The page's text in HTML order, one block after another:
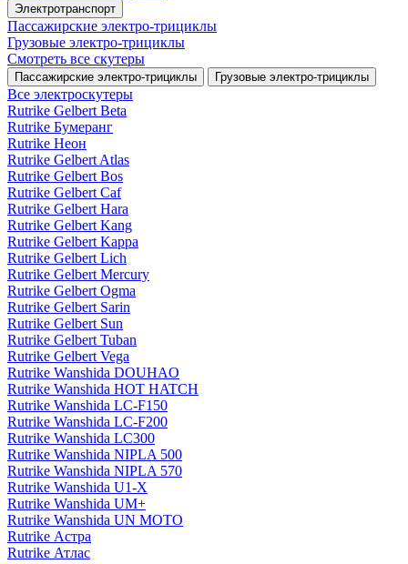
Электротранспорт
Пассажирские электро‑трициклы
Грузовые электро‑трициклы
Смотреть все скутеры
Пассажирские электро‑трициклы Грузовые электро‑трициклы
Все электро­скутеры
Rutrike Gelbert Beta
Rutrike Бумеранг
Rutrike Неон
Rutrike Gelbert Atlas
Rutrike Gelbert Bos
Rutrike Gelbert Caf
Rutrike Gelbert Hara
Rutrike Gelbert Kang
Rutrike Gelbert Kappa
Rutrike Gelbert Lich
Rutrike Gelbert Mercury
Rutrike Gelbert Ogma
Rutrike Gelbert Sarin
Rutrike Gelbert Sun
Rutrike Gelbert Tuban
Rutrike Gelbert Vega
Rutrike Wanshida DOUHAO
Rutrike Wanshida HOT HATCH
Rutrike Wanshida LC-F150
Rutrike Wanshida LC-F200
Rutrike Wanshida LC300
Rutrike Wanshida NIPLA 500
Rutrike Wanshida NIPLA 570
Rutrike Wanshida U1-X
Rutrike Wanshida UM+
Rutrike Wanshida UN MOTO
Rutrike Астра
Rutrike Атлас